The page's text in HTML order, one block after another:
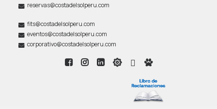
reservas@costadelsolperu.com
fits@costadelsolperu.com
eventos@costadelsolperu.com
corporativo@costadelsolperu.com